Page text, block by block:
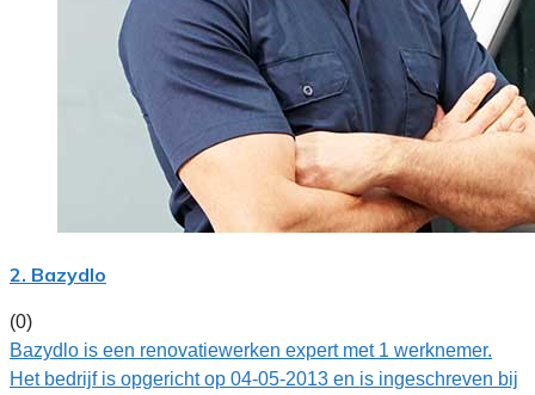
2. Bazydlo
(0)
Bazydlo is een renovatiewerken expert met 1 werknemer.
Het bedrijf is opgericht op 04-05-2013 en is ingeschreven bij